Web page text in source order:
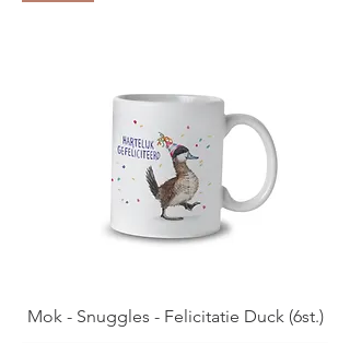
Mok - Snuggles - Felicitatie Duck (6st.)